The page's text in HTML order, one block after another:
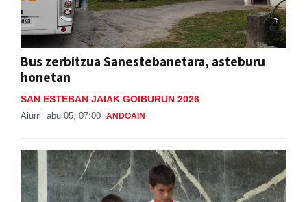
Bus zerbitzua Sanestebanetara, asteburu
honetan
SAN ESTEBAN JAIAK GOIBURUN 2026
Aiurri abu 05, 07:00 ANDOAIN